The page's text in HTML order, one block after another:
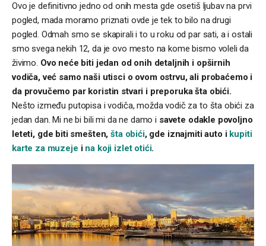
Ovo je definitivno jedno od onih mesta gde osetiš ljubav na prvi
pogled, mada moramo priznati ovde je tek to bilo na drugi
pogled. Odmah smo se skapirali i to u roku od par sati, a i ostali
smo svega nekih 12, da je ovo mesto na kome bismo voleli da
živimo. Ovo neće biti jedan od onih detaljnih i opširnih
vodiča, već samo naši utisci o ovom ostrvu, ali probaćemo i
da provučemo par koristin stvari i preporuka šta obići.
Nešto između putopisa i vodiča, možda vodič za to šta obići za
jedan dan. Mi ne bi bili mi da ne damo i savete odakle povoljno
leteti, gde biti smešten, šta obići, gde iznajmiti auto i kupiti
karte za muzeje i na koji izlet otići.